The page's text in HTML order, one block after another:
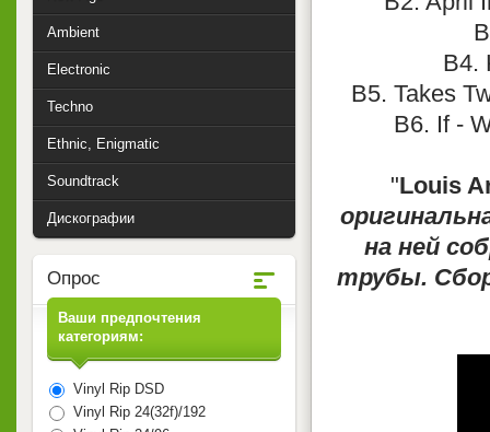
B4.
B5. Takes
B6. If -
"Louis
на ней
трубы.
Ambient
Electronic
Techno
Ethnic, Enigmatic
Soundtrack
Дискографии
Опрос
Ваши предпочтения
категориям:
Vinyl Rip DSD
Vinyl Rip 24(32f)/192